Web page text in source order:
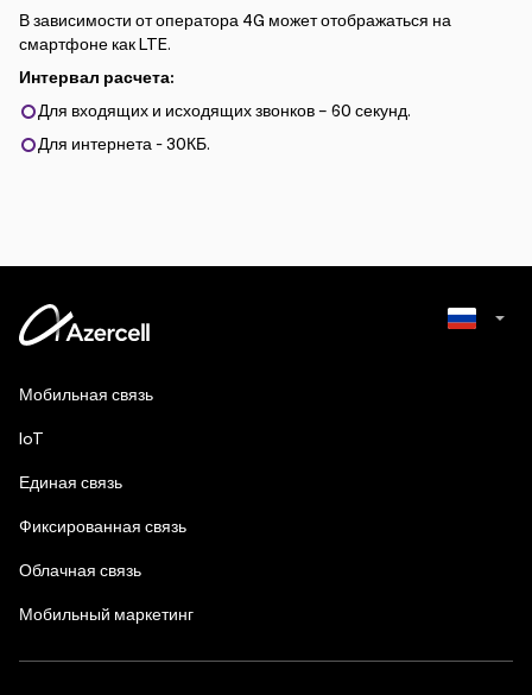
В зависимости от оператора 4G может отображаться на
смартфоне как LTE.
Интервал расчета:
Для входящих и исходящих звонков – 60 секунд.
Для интернета - 30КБ.
Мобильная связь
IoT
Единая связь
Фиксированная связь
Облачная связь
Мобильный маркетинг